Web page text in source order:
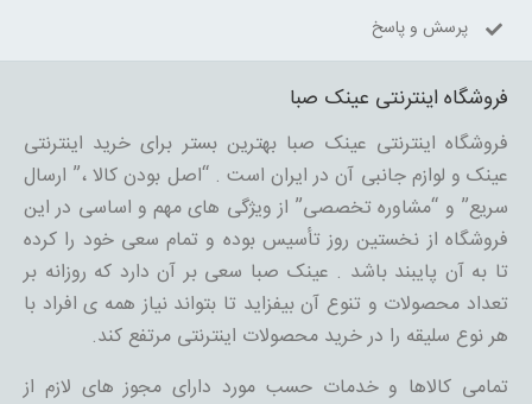
پرسش و پاسخ
فروشگاه اینترنتی عینک صبا
فروشگاه اینترنتی عینک صبا بهترین بستر برای خرید اینترنتی
عینک و لوازم جانبی آن در ایران است . “اصل بودن کالا ،” ارسال
سریع” و “مشاوره تخصصی” از ویژگی های مهم و اساسی در این
فروشگاه از نخستین روز تأسیس بوده و تمام سعی خود را کرده
تا به آن پایبند باشد . عینک صبا سعی بر آن دارد که روزانه بر
تعداد محصولات و تنوع آن بیفزاید تا بتواند نیاز همه ی افراد با
هر نوع سلیقه را در خرید محصولات اینترنتی مرتفع کند.
تمامی کالاها و خدمات حسب مورد دارای مجوز های لازم از